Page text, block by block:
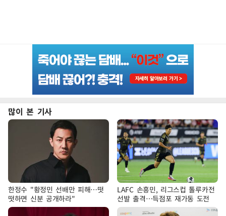
많이 본 기사
한정수 "황정민 선배만 피해…떳
떳하면 신분 공개하라"
LAFC 손흥민, 리그스컵 톨루카전
선발 출격…득점포 재가동 도전